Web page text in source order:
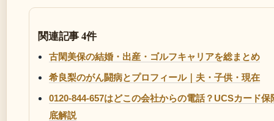
関連記事 4件
古閑美保の結婚・出産・ゴルフキャリアを総まとめ
希良梨のがん闘病とプロフィール｜夫・子供・現在
0120-844-657はどこの会社からの電話？UCSカード
底解説